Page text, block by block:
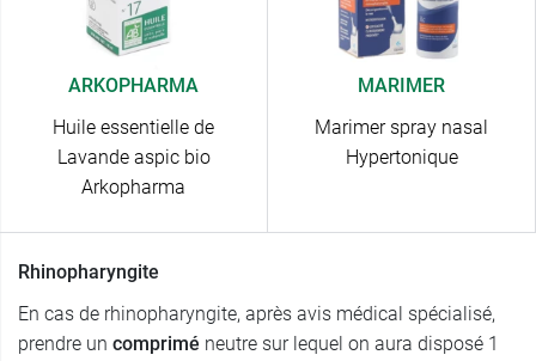
ARKOPHARMA
Huile essentielle de
Lavande aspic bio
Arkopharma
MARIMER
Marimer spray nasal
Hypertonique
Rhinopharyngite
En cas de rhinopharyngite, après avis médical spécialisé,
prendre un comprimé neutre sur lequel on aura disposé 1